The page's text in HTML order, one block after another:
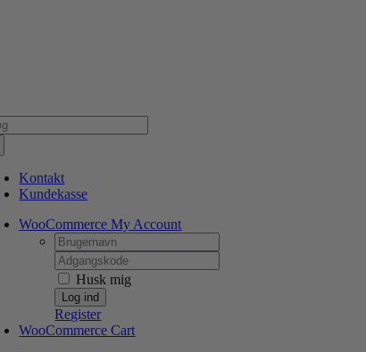
Kontakt
Kundekasse
WooCommerce My Account
Username:
Password:
Husk mig
Register
WooCommerce Cart